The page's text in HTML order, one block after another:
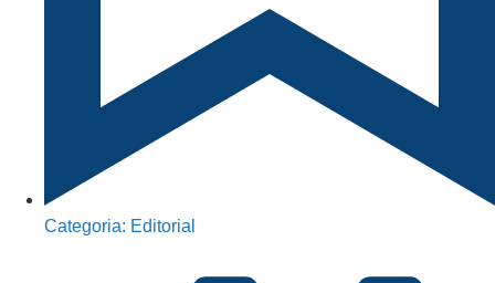
Categoria: Editorial